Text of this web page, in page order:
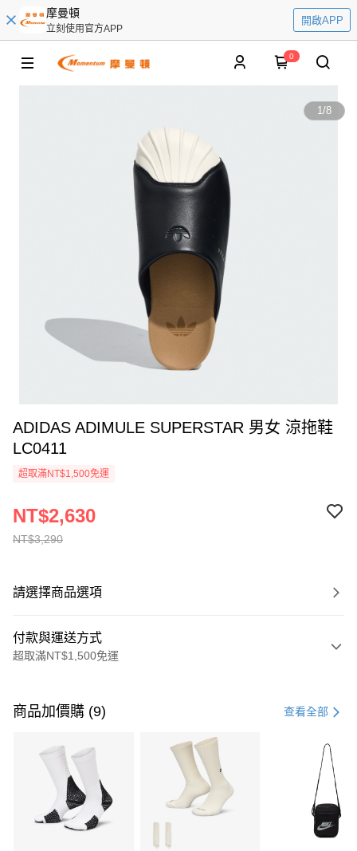
摩曼頓
立刻使用官方APP
開啟APP
0
1/8
ADIDAS ADIMULE SUPERSTAR 男女 涼拖鞋
LC0411
超取滿NT$1,500免運
NT$3,290
NT$2,630
請選擇商品選項
付款與運送方式
超取滿NT$1,500免運
信用卡一次付款
3 期 0 利率 每期 21家銀行
合作金庫商業銀行
第一商業銀行
華南商業銀行
彰化商業銀行
上海商業儲蓄銀行
Apple Pay
商品加價購 (9) 查看全部